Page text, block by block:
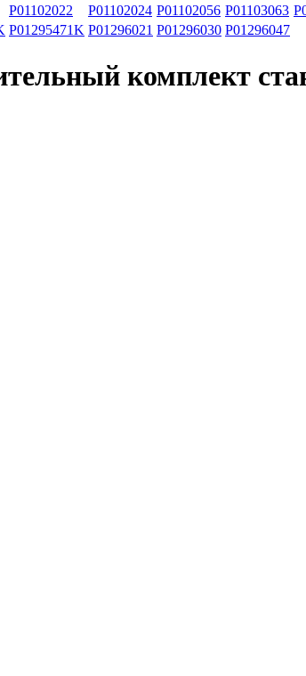
P01102022 P01102024 P01102056 P01103063
P01295471K P01296021 P01296030 P01296047
комплект